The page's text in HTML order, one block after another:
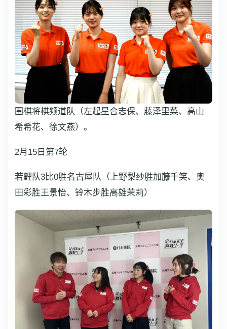
围棋将棋频道队（左起星合志保、藤泽里菜、高山
希希花、徐文燕）。
2月15日第7轮
若鲤队3比0胜名古屋队（上野梨纱胜加藤千笑、奥
田彩胜王景怡、铃木步胜高雄茉莉）